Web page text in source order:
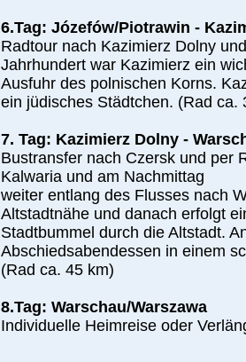
6.Tag: Józefów/Piotrawin -
Radtour nach Kazimierz Dolny
Jahrhundert war Kazimierz ein
Ausfuhr des polnischen Korns.
ein jüdisches Städtchen. (Rad ca.
7. Tag: Kazimierz Dolny -
Bustransfer nach Czersk und per
Kalwaria und am Nachmittag
weiter entlang des Flusses nach
Altstadtnähe und danach erfolgt
Stadtbummel durch die Altstadt.
Abschiedsabendessen in einem
(Rad ca. 45 km)
8.Tag: Warschau/Warszawa
Individuelle Heimreise oder